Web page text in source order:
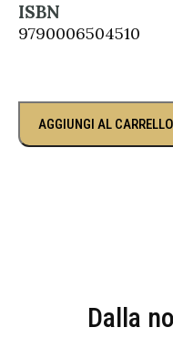
ISBN
9790006504510
AGGIUNGI AL CARRELLO
Dalla